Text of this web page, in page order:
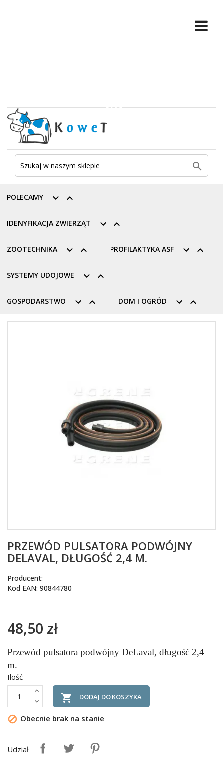

 
POLECAMY
 
IDENYFIKACJA ZWIERZĄT
 
ZOOTECHNIKA  
PROFILAKTYKA ASF
 
SYSTEMY UDOJOWE
 
GOSPODARSTWO  
DOM I OGRÓD
PRZEWÓD PULSATORA PODWÓJNY
DELAVAL, DŁUGOŚĆ 2,4 M.
Producent:
Kod EAN: 90844780
48,50 zł
Przewód pulsatora podwójny DeLaval, długość 2,4
m.
Ilość
 DODAJ DO KOSZYKA
 Obecnie brak na stanie
Udział